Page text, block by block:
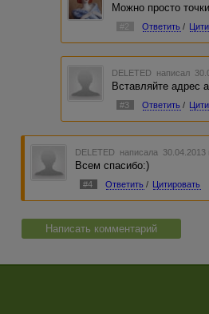
Можно просто
#2 Ответить /
DELETED написал
Вставляйте адрес
#3 Ответить /
DELETED написала 30.04.2013
Всем спасибо:)
#4 Ответить / Цитировать
Написать комментарий